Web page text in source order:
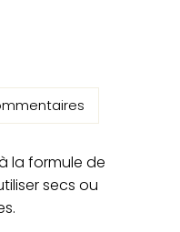
la formule de
secs ou